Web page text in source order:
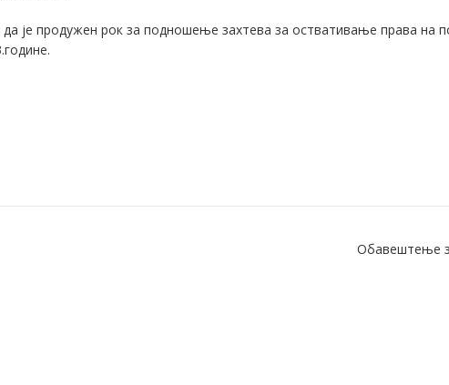
је продужен рок за подношење захтева за оствативање права на
Обавештење